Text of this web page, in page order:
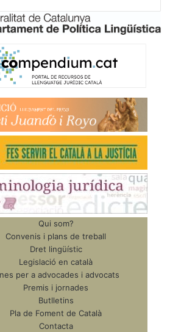
Qui som?
Convenis i plans de treball
Dret lingüístic
Legislació en català
per a advocades i advocats
Premis i jornades
Butlletins
Pla de Foment de Català
Contacta